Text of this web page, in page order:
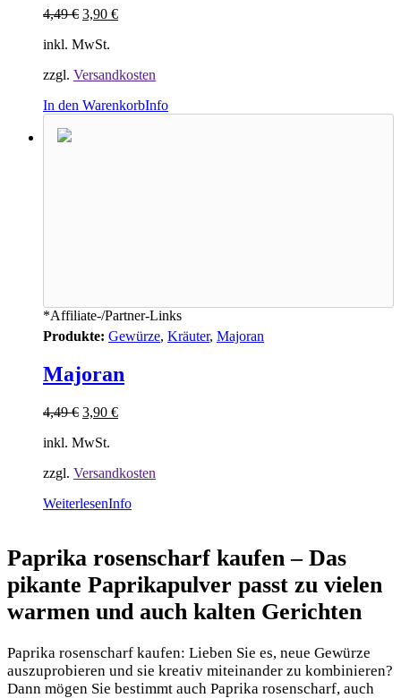
4,49€ 3,90 €
inkl. MwSt.
zzgl. Versandkosten
In den WarenkorbInfo
*Affiliate-/Partner-Links
Produkte: Gewürze, Kräuter, Majoran
Majoran
4,49€ 3,90 €
inkl. MwSt.
zzgl. Versandkosten
WeiterlesenInfo
Paprika rosenscharf kaufen – Das
pikante Paprikapulver passt zu vielen
warmen und auch kalten Gerichten
Paprika rosenscharf kaufen: Lieben Sie es, neue Gewürze
auszuprobieren und sie kreativ miteinander zu kombinieren?
Dann mögen Sie bestimmt auch Paprika rosenscharf, auch